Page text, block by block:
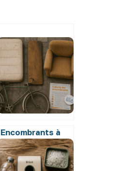
Encombrants à
Rouen : 2m3
maximum et 4
étapes pour une